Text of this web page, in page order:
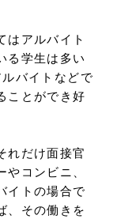
はアルバイト
る学生は多い
バイトなどで
ことができ好
れだけ面接官
コンビニ、
イトの場合で
、その働きを